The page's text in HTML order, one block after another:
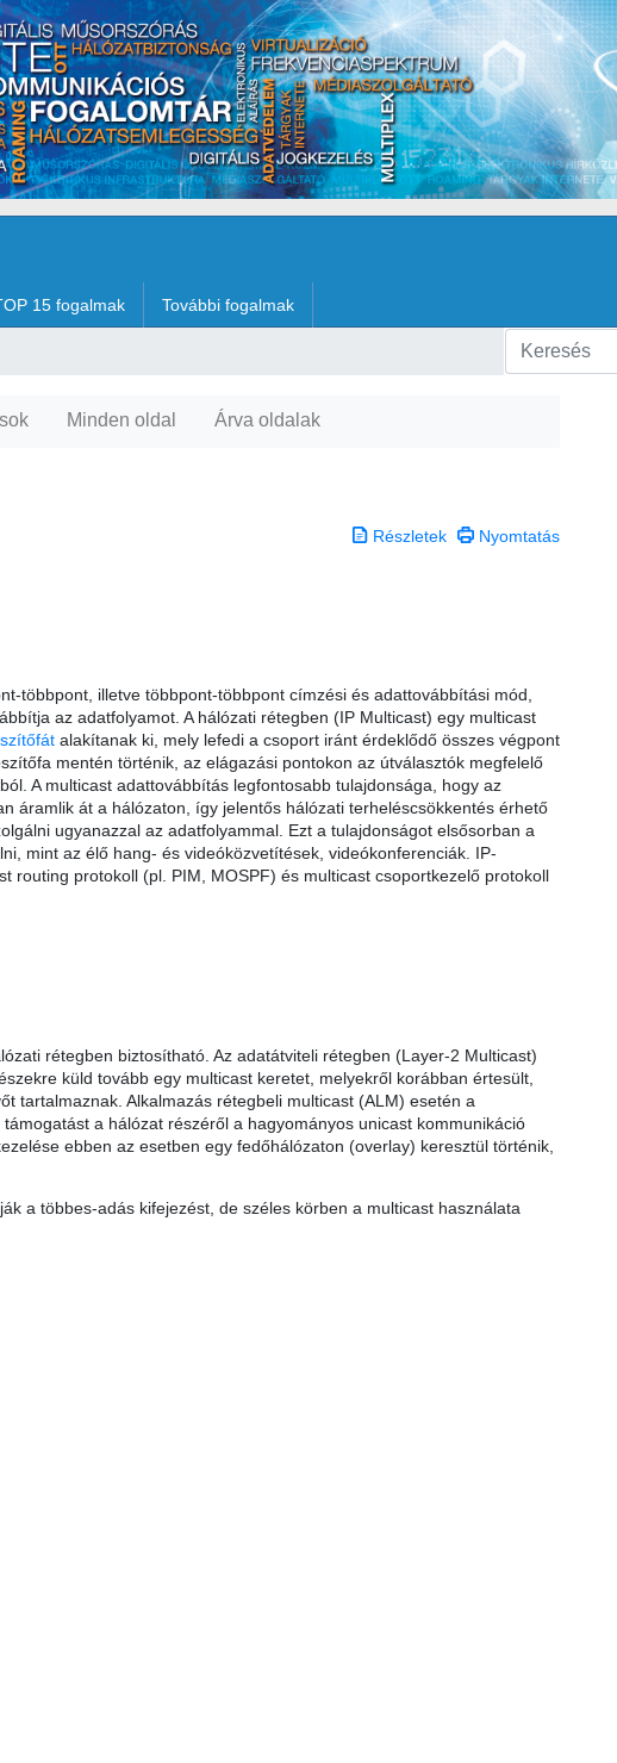
15 fogalmak További fogalmak
Minden oldal Árva oldalak
Részletek Nyomtatás
többpont, illetve többpont-többpont címzési és adattovábbítási mód,
az adatfolyamot. A hálózati rétegben (IP Multicast) egy multicast
alakítanak ki, mely lefedi a csoport iránt érdeklődő összes végpont
mentén történik, az elágazási pontokon az útválasztók megfelelő
A multicast adattovábbítás legfontosabb tulajdonsága, hogy az
áramlik át a hálózaton, így jelentős hálózati terheléscsökkentés érhető
ugyanazzal az adatfolyammal. Ezt a tulajdonságot elsősorban a
mint az élő hang- és videóközvetítések, videókonferenciák. IP-
routing protokoll (pl. PIM, MOSPF) és multicast csoportkezelő protokoll
rétegben biztosítható. Az adatátviteli rétegben (Layer-2 Multicast)
küld tovább egy multicast keretet, melyekről korábban értesült,
tartalmaznak. Alkalmazás rétegbeli multicast (ALM) esetén a
a hálózat részéről a hagyományos unicast kommunikáció
ebben az esetben egy fedőhálózaton (overlay) keresztül történik,
a többes-adás kifejezést, de széles körben a multicast használata
a lehetséges 5-ből.